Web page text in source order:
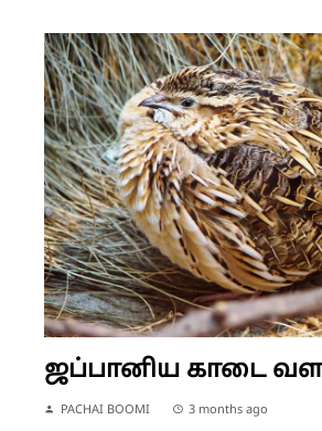
ஜப்பானிய காடை
PACHAI BOOMI 3 months ago